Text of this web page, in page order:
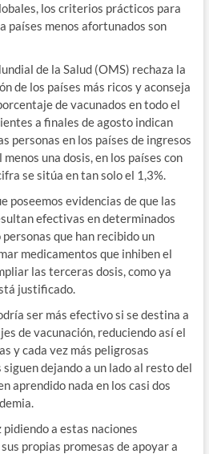
los criterios prácticos para
países menos afortunados son
de la Salud (OMS) rechaza la
de los países más ricos y aconseja
de vacunados en todo el
a finales de agosto indican
personas en los países de ingresos
una dosis, en los países con
se sitúa en tan solo el 1,3%.
poseemos evidencias de que las
efectivas en determinados
que han recibido un
medicamentos que inhiben el
las terceras dosis, como ya
justificado.
ser más efectivo si se destina a
de vacunación, reduciendo así el
y cada vez más peligrosas
dejando a un lado al resto del
aprendido nada en los casi dos
a estas naciones
propias promesas de apoyar a